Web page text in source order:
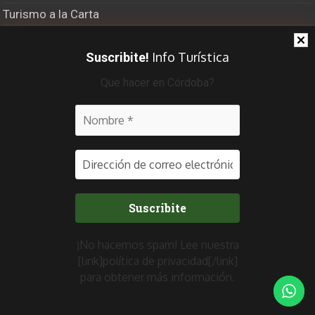
Suscribite! Info Turística
Que hacer en Córdoba?
¡No hacemos spam! Lee nuestra
[link]política de privacidad[/link]
para obtener más información.
Turismo a la Carta
Viajero Frecuente Radio
Recibí info turística